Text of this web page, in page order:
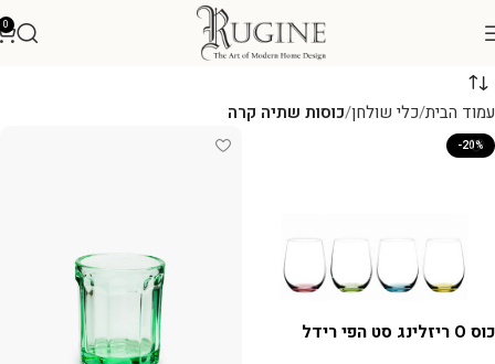
0
עמוד הבית כלי שולחן כוסות שתיה קרה
-20%
כוס O ריזלינג סט הפי רידל